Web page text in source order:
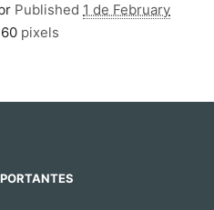
Published 1 de February
pixels